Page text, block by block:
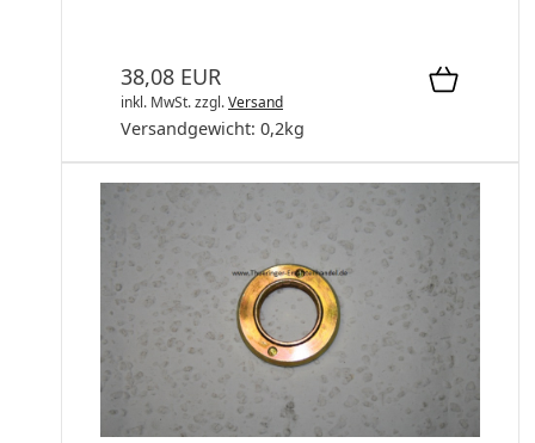
38,08 EUR
inkl. MwSt.zzgl.Versand
Versandgewicht: 0,2kg